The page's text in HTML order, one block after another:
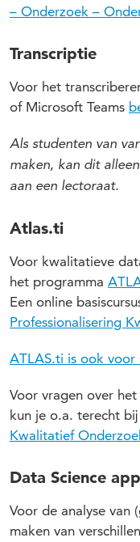
– Onderzoek –
Transcriptie
Voor het
of Microsoft Teams
Als studenten van
maken, kan dit
aan een lectoraat.
Atlas.ti
Voor kwalitatieve
het programma
Een online
Professionalisering
ATLAS.ti is ook voor
Voor vragen over
kun je o.a. terecht
Kwalitatief
Data Science
Voor de analyse van
maken van